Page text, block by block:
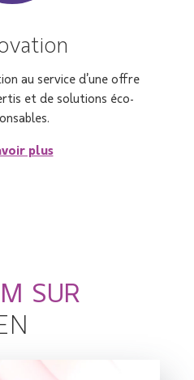
au service d’une offre
et de solutions éco-
plus
SUR